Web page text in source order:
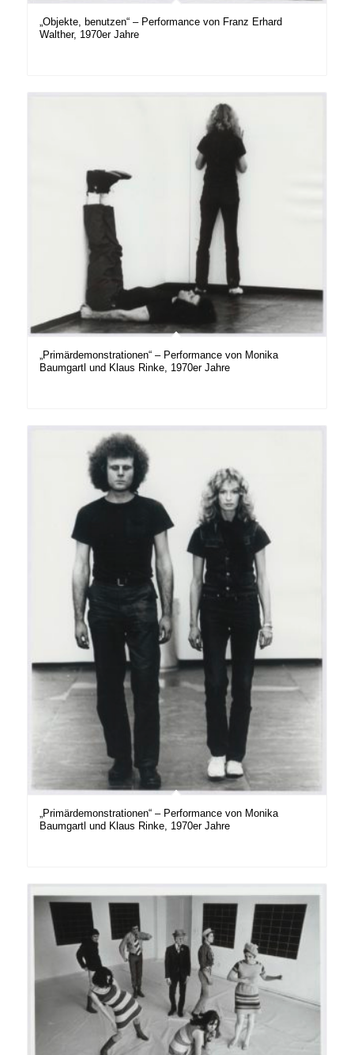
„Objekte, benutzen“ – Performance von Franz Erhard
Walther, 1970er Jahre
„Primärdemonstrationen“ – Performance von Monika
Baumgartl und Klaus Rinke, 1970er Jahre
„Primärdemonstrationen“ – Performance von Monika
Baumgartl und Klaus Rinke, 1970er Jahre